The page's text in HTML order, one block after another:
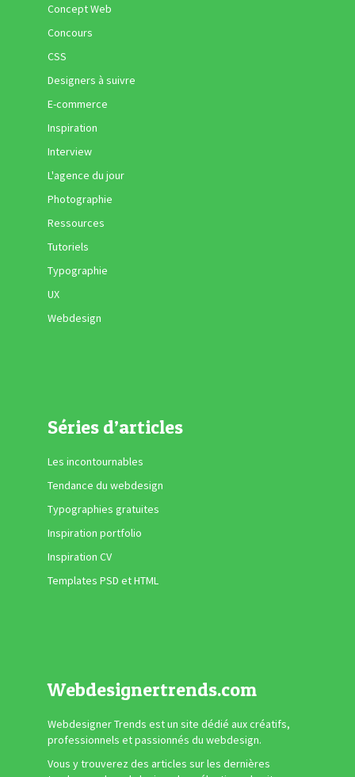
Concept Web
Concours
CSS
Designers à suivre
E-commerce
Inspiration
Interview
L'agence du jour
Photographie
Ressources
Tutoriels
Typographie
UX
Webdesign
Séries d’articles
Les incontournables
Tendance du webdesign
Typographies gratuites
Inspiration portfolio
Inspiration CV
Templates PSD et HTML
Webdesignertrends.com
Webdesigner Trends est un site dédié aux créatifs,
professionnels et passionnés du webdesign.
Vous y trouverez des articles sur les dernières